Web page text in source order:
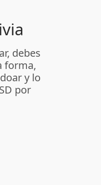
debes
forma,
y lo
por